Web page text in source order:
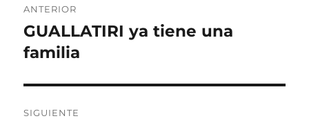
de
entradas
ANTERIOR
Entrada
anterior:
GUALLATIRI ya tiene una
familia
SIGUIENTE